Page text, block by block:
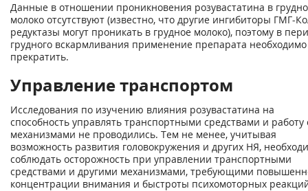
Данные в отношении проникновения розувастатина в
молоко отсутствуют (известно, что другие ингибиторы ГМГ-
редуктазы могут проникать в грудное молоко), поэтому в
грудного вскармливания применение препарата необходимо
прекратить.
Управление транспортом
Исследования по изучению влияния розувастатина на
способность управлять транспортными средствами и работу
механизмами не проводились. Тем не менее, учитывая
возможность развития головокружения и других НЯ,
соблюдать осторожность при управлении транспортными
средствами и другими механизмами, требующими
концентрации внимания и быстроты психомоторных